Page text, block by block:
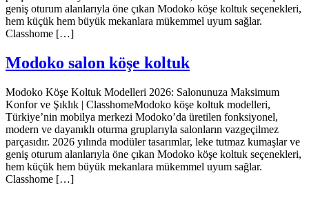
geniş oturum alanlarıyla öne çıkan Modoko köşe koltuk seçenekleri,
hem küçük hem büyük mekanlara mükemmel uyum sağlar.
Classhome […]
Modoko salon köşe koltuk
Modoko Köşe Koltuk Modelleri 2026: Salonunuza Maksimum
Konfor ve Şıklık | ClasshomeModoko köşe koltuk modelleri,
Türkiye’nin mobilya merkezi Modoko’da üretilen fonksiyonel,
modern ve dayanıklı oturma gruplarıyla salonların vazgeçilmez
parçasıdır. 2026 yılında modüler tasarımlar, leke tutmaz kumaşlar ve
geniş oturum alanlarıyla öne çıkan Modoko köşe koltuk seçenekleri,
hem küçük hem büyük mekanlara mükemmel uyum sağlar.
Classhome […]